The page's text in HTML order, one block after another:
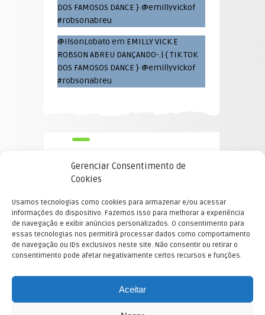
Gerenciar Consentimento de
Cookies
Usamos tecnologias como cookies para armazenar e/ou acessar
informações do dispositivo. Fazemos isso para melhorar a experiência
de navegação e exibir anúncios personalizados. O consentimento para
essas tecnologias nos permitirá processar dados como comportamento
de navegação ou IDs exclusivos neste site. Não consentir ou retirar o
consentimento pode afetar negativamente certos recursos e funções.
Aceitar
DOS FAMOSOS DANCE } @emillyvickof
#robsonabreu
@IlsonLobato em EMILLY VICK E
ROBSON ABREU DANÇANDO-.| { TIK TOK
DOS FAMOSOS DANCE } @emillyvickof
#robsonabreu
E-mail Equipe Mercado Pleno blogs